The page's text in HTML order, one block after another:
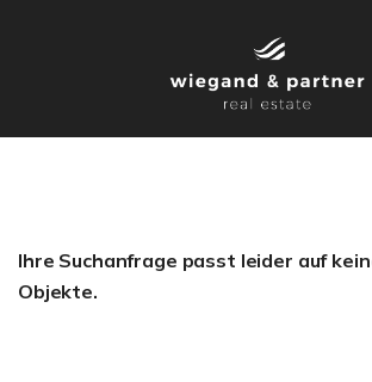
Ihre Suchanfrage passt leider auf
Objekte.